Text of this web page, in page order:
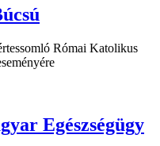
Római Katolikus
Egészségügy